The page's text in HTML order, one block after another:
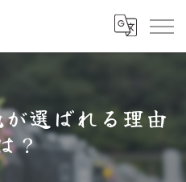
選ばれる理由
？